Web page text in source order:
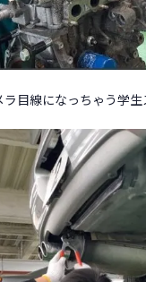
目線になっちゃう学